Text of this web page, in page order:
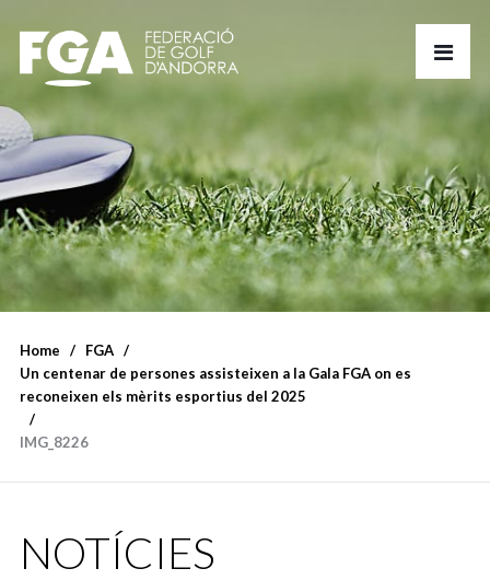
Home
FGA
Un centenar de persones assisteixen a la Gala FGA on es
reconeixen els mèrits esportius del 2025
IMG_8226
NOTÍCIES